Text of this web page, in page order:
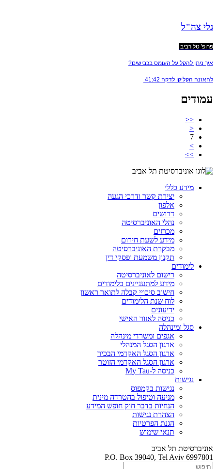
גלי צה"ל
פרופ' טל רביב
איך ניתן להקל על העומס בכבישים?
להאזנה הקליקו לדקה 41:42
עמודים
<<
<
7
>
>>
מידע כללי
יצירת קשר ודרכי הגעה
אלפון
דרושים
נהלי האוניברסיטה
מכרזים
מידע לשעת חירום
מבקרת האוניברסיטה
תקנון משמעת ופסקי דין
לימודים
רישום לאוניברסיטה
מידע למתעניינים בלימודים
חישוב סיכויי קבלה לתואר ראשון
לוח שנת הלימודים
ידיעונים
כניסה לאזור האישי
סגל ומינהלה
אגפים ומשרדי מינהלה
ארגון הסגל המנהלי
ארגון הסגל האקדמי הבכיר
ארגון הסגל האקדמי הזוטר
כניסה ל-My Tau
נגישות
נגישות בקמפוס
מניעה וטיפול בהטרדה מינית
הנחיות בדבר חוק חופש המידע
הצהרת נגישות
הגנת הפרטיות
תנאי שימוש
אוניברסיטת תל אביב
P.O. Box 39040, Tel Aviv 6997801